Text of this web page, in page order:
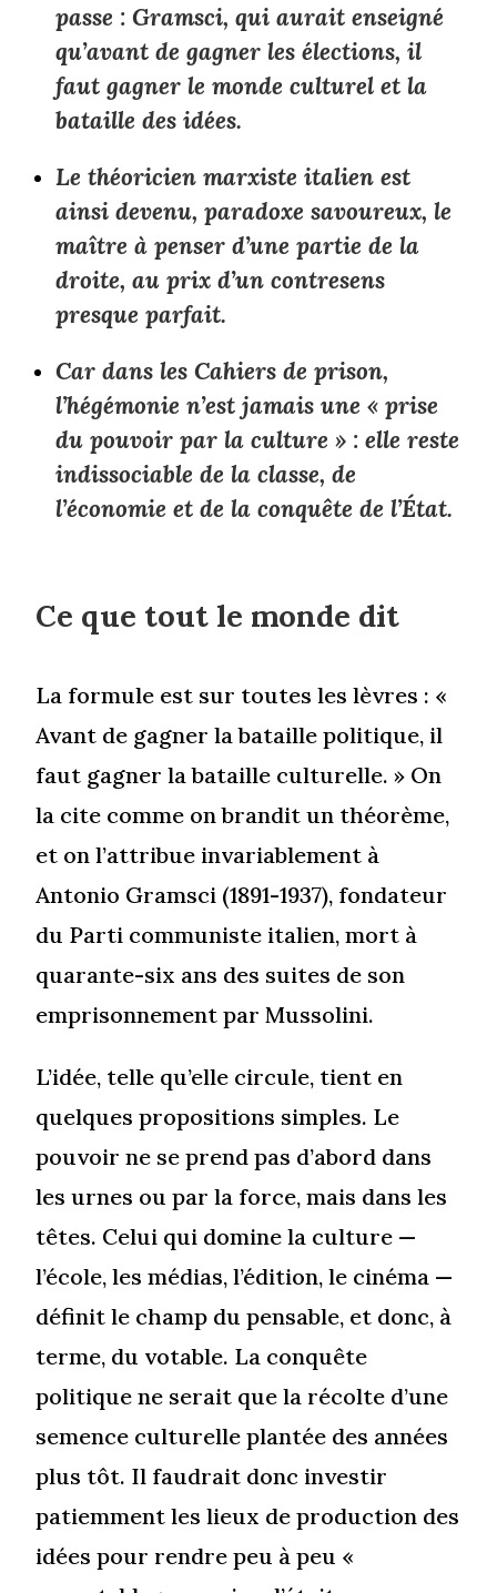
passe : Gramsci, qui aurait enseigné
qu’avant de gagner les élections, il
faut gagner le monde culturel et la
bataille des idées.
Le théoricien marxiste italien est
ainsi devenu, paradoxe savoureux, le
maître à penser d’une partie de la
droite, au prix d’un contresens
presque parfait.
Car dans les Cahiers de prison,
l’hégémonie n’est jamais une « prise
du pouvoir par la culture » : elle reste
indissociable de la classe, de
l’économie et de la conquête de l’État.
Ce que tout le monde dit
La formule est sur toutes les lèvres : «
Avant de gagner la bataille politique, il
faut gagner la bataille culturelle. » On
la cite comme on brandit un théorème,
et on l’attribue invariablement à
Antonio Gramsci (1891-1937), fondateur
du Parti communiste italien, mort à
quarante-six ans des suites de son
emprisonnement par Mussolini.
L’idée, telle qu’elle circule, tient en
quelques propositions simples. Le
pouvoir ne se prend pas d’abord dans
les urnes ou par la force, mais dans les
têtes. Celui qui domine la culture —
l’école, les médias, l’édition, le cinéma —
définit le champ du pensable, et donc, à
terme, du votable. La conquête
politique ne serait que la récolte d’une
semence culturelle plantée des années
plus tôt. Il faudrait donc investir
patiemment les lieux de production des
idées pour rendre peu à peu «